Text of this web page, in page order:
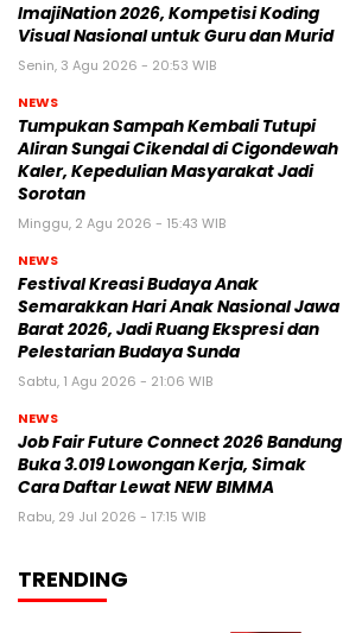
ImajiNation 2026, Kompetisi Koding
Visual Nasional untuk Guru dan Murid
Senin, 3 Agu 2026 - 20:53 WIB
NEWS
Tumpukan Sampah Kembali Tutupi
Aliran Sungai Cikendal di Cigondewah
Kaler, Kepedulian Masyarakat Jadi
Sorotan
Minggu, 2 Agu 2026 - 15:43 WIB
NEWS
Festival Kreasi Budaya Anak
Semarakkan Hari Anak Nasional Jawa
Barat 2026, Jadi Ruang Ekspresi dan
Pelestarian Budaya Sunda
Sabtu, 1 Agu 2026 - 21:06 WIB
NEWS
Job Fair Future Connect 2026 Bandung
Buka 3.019 Lowongan Kerja, Simak
Cara Daftar Lewat NEW BIMMA
Rabu, 29 Jul 2026 - 17:15 WIB
TRENDING